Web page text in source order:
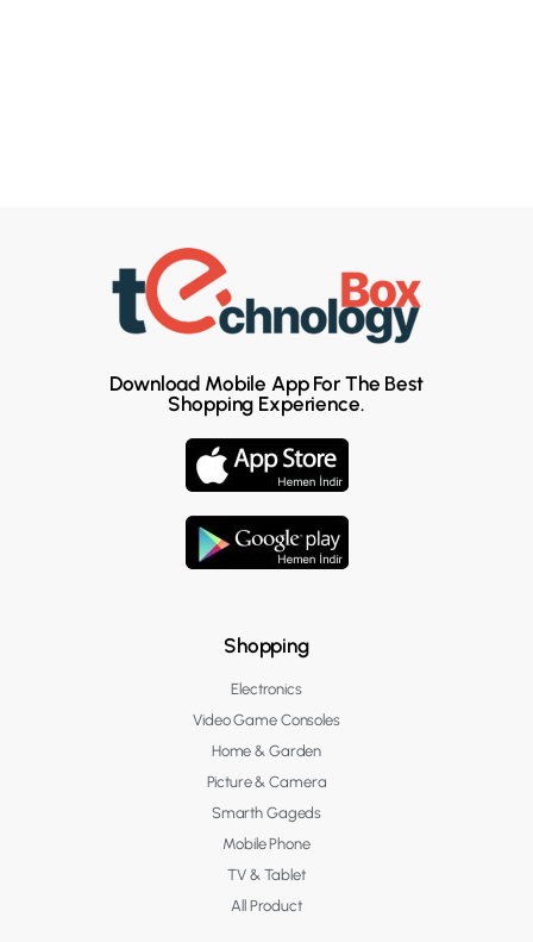
Download Mobile App For The Best
Shopping Experience.
Shopping
Electronics
Video Game Consoles
Home & Garden
Picture & Camera
Smarth Gageds
Mobile Phone
TV & Tablet
All Product